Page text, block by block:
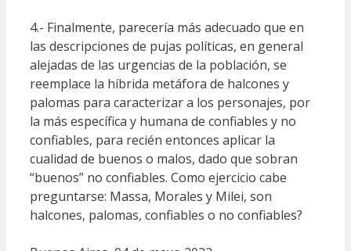
4.- Finalmente, parecería más adecuado que en
las descripciones de pujas políticas, en general
alejadas de las urgencias de la población, se
reemplace la híbrida metáfora de halcones y
palomas para caracterizar a los personajes, por
la más específica y humana de confiables y no
confiables, para recién entonces aplicar la
cualidad de buenos o malos, dado que sobran
“buenos” no confiables. Como ejercicio cabe
preguntarse: Massa, Morales y Milei, son
halcones, palomas, confiables o no confiables?